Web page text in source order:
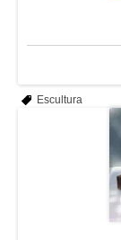
Escultura